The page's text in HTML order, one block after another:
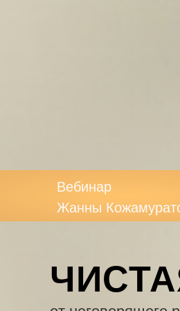
Вебинар
Жанны